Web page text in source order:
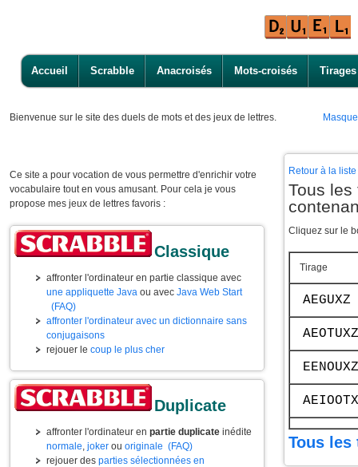
Accueil Scrabble Anacroisés Mots-croisés Tirages
Bienvenue sur le site des duels de mots et des jeux de lettres.
Ce site a pour vocation de vous permettre d'enrichir votre
vocabulaire tout en vous amusant. Pour cela je vous
propose mes jeux de lettres favoris :
Classique
affronter l'ordinateur en partie classique avec
une appliquette Java ou avec Java Web Start
(FAQ)
affronter l'ordinateur avec un dictionnaire sans
conjugaisons
rejouer le coup le plus cher
Duplicate
affronter l'ordinateur en partie duplicate inédite
normale, joker ou originale (FAQ)
rejouer des parties sélectionnées en
Retour à la
Tous
Cliquez sur le
Tirage
AEGUXZ
AEOTUXZ
EENOUXZ
Tous les